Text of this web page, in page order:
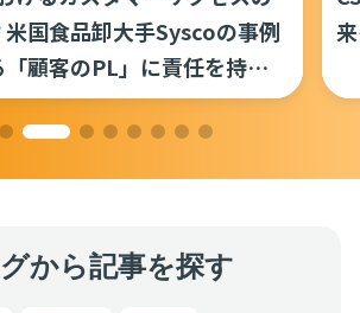
遣
セス人材派遣・常駐
クセスBPO
意外と知らない？Google スプレッドシート関
の落とし穴 ～集計作業を効率化する4つの
数と、見落としがちな注意点～
客満足度を上げる具体例10選！成功企業の事
国食品卸大手Syscoの事例
顧客のPL」に責任を持つ
から記事を探す